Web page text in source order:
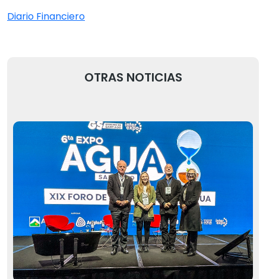
Diario Financiero
OTRAS NOTICIAS